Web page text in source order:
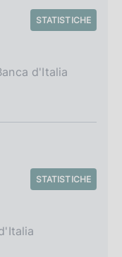
STATISTICHE
d'Italia
STATISTICHE